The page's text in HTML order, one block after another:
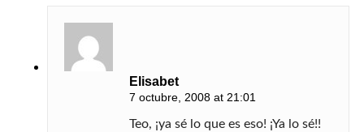
Elisabet
7 octubre, 2008 at 21:01
Teo, ¡ya sé lo que es eso! ¡Ya lo sé!!